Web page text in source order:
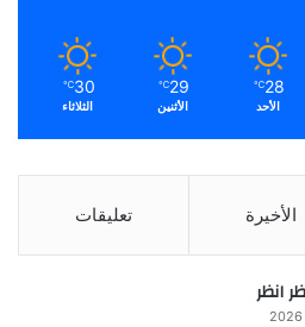
28
℃
الأحد
29
℃
الأثنين
30
℃
الثلاثاء
الأخيرة تعليقات
انظر